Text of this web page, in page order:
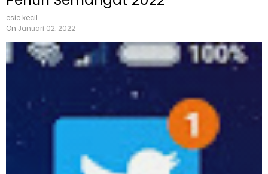
esie kecil
On Januari 02, 2022